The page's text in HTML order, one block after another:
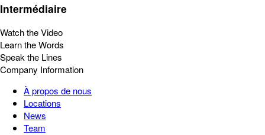
Intermédiaire
Watch the Video
Learn the Words
Speak the Lines
Company Information
À propos de nous
Locations
News
Team